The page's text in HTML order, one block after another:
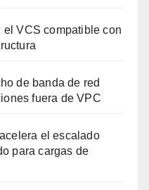
VCS compatible con
de banda de red
fuera de VPC
el escalado
para cargas de